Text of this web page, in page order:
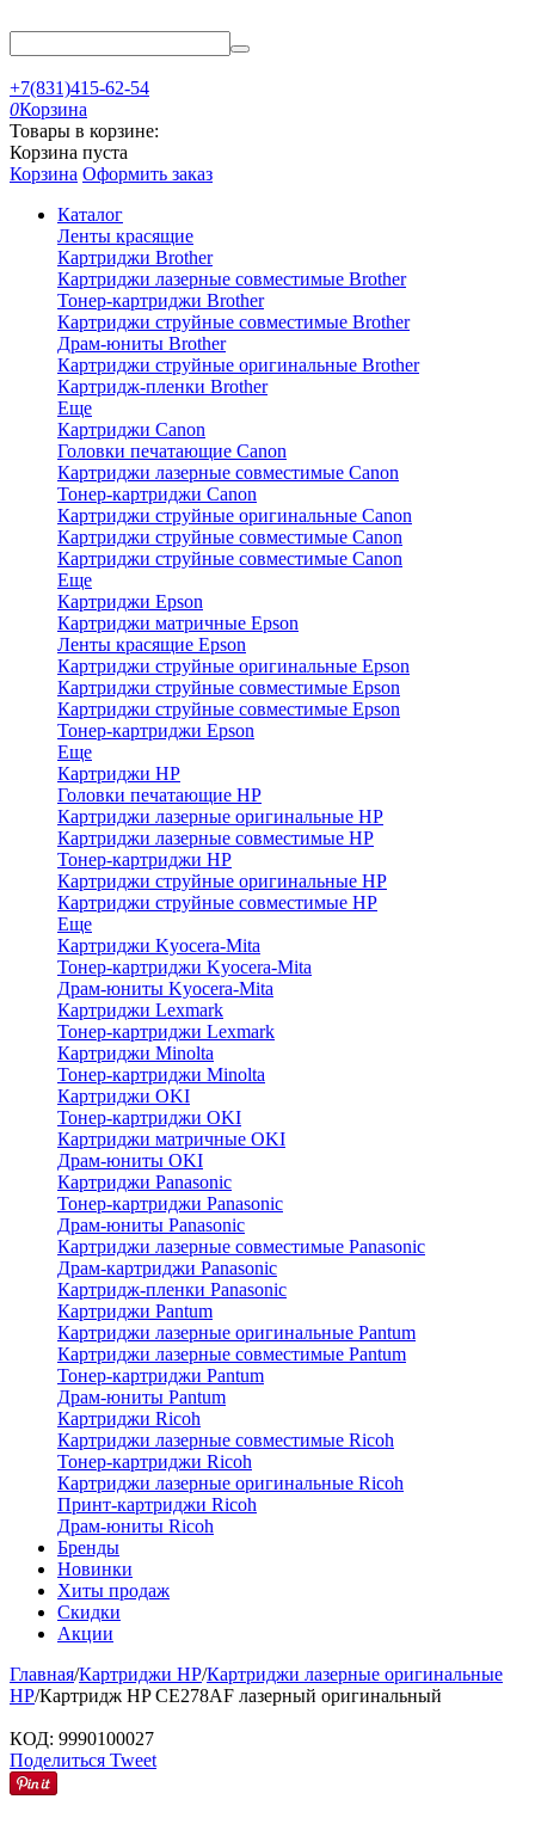
+7(831)415-62-54
0Корзина
Товары в корзине:
Корзина пуста
Корзина Оформить заказ
Каталог
Ленты красящие
Картриджи Brother
Картриджи лазерные совместимые Brother
Тонер-картриджи Brother
Картриджи струйные совместимые Brother
Драм-юниты Brother
Картриджи струйные оригинальные Brother
Картридж-пленки Brother
Еще
Картриджи Canon
Головки печатающие Canon
Картриджи лазерные совместимые Canon
Тонер-картриджи Canon
Картриджи струйные оригинальные Canon
Картриджи струйные совместимые Canon
Картриджи струйные совместимые Canon
Еще
Картриджи Epson
Картриджи матричные Epson
Ленты красящие Epson
Картриджи струйные оригинальные Epson
Картриджи струйные совместимые Epson
Картриджи струйные совместимые Epson
Тонер-картриджи Epson
Еще
Картриджи HP
Головки печатающие HP
Картриджи лазерные оригинальные HP
Картриджи лазерные совместимые HP
Тонер-картриджи HP
Картриджи струйные оригинальные HP
Картриджи струйные совместимые HP
Еще
Картриджи Kyocera-Mita
Тонер-картриджи Kyocera-Mita
Драм-юниты Kyocera-Mita
Картриджи Lexmark
Тонер-картриджи Lexmark
Картриджи Minolta
Тонер-картриджи Minolta
Картриджи OKI
Тонер-картриджи OKI
Картриджи матричные OKI
Драм-юниты OKI
Картриджи Panasonic
Тонер-картриджи Panasonic
Драм-юниты Panasonic
Картриджи лазерные совместимые Panasonic
Драм-картриджи Panasonic
Картридж-пленки Panasonic
Картриджи Pantum
Картриджи лазерные оригинальные Pantum
Картриджи лазерные совместимые Pantum
Тонер-картриджи Pantum
Драм-юниты Pantum
Картриджи Ricoh
Картриджи лазерные совместимые Ricoh
Тонер-картриджи Ricoh
Картриджи лазерные оригинальные Ricoh
Принт-картриджи Ricoh
Драм-юниты Ricoh
Бренды
Новинки
Хиты продаж
Скидки
Акции
Главная/Картриджи HP/Картриджи лазерные оригинальные
HP/Картридж HP CE278AF лазерный оригинальный
КОД: 9990100027
Поделиться Tweet